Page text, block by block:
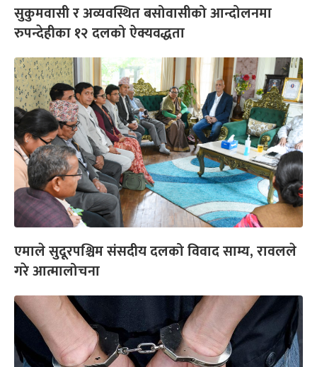
सुकुमवासी र अव्यवस्थित बसोवासीको आन्दोलनमा
रुपन्देहीका १२ दलको ऐक्यवद्धता
एमाले सुदूरपश्चिम संसदीय दलको विवाद साम्य, रावलले
गरे आत्मालोचना